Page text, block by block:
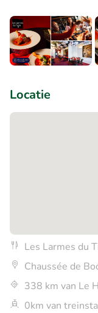
Locatie
Les Larmes du
Chaussée de
338 km van Le
0km van